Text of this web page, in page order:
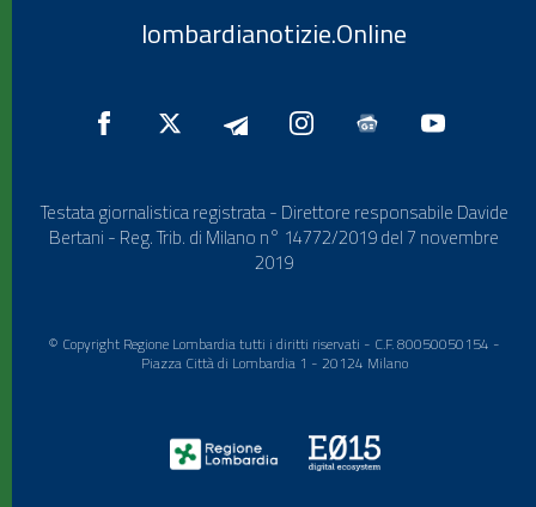
lombardianotizie.Online
Testata giornalistica registrata - Direttore responsabile Davide
Bertani - Reg. Trib. di Milano n° 14772/2019 del 7 novembre
2019
© Copyright Regione Lombardia tutti i diritti riservati - C.F. 80050050154 -
Piazza Città di Lombardia 1 - 20124 Milano